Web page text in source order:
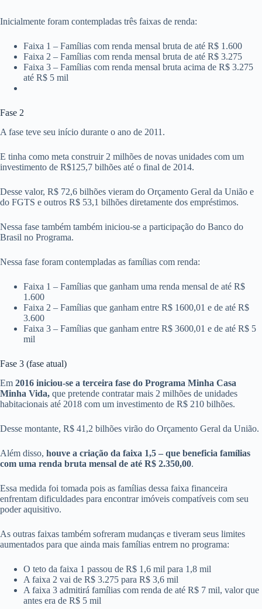
Inicialmente foram contempladas três faixas de renda:
Faixa 1 – Famílias com renda mensal bruta de até R$ 1.600
Faixa 2 – Famílias com renda mensal bruta de até R$ 3.275
Faixa 3 – Famílias com renda mensal bruta acima de R$ 3.275
até R$ 5 mil
Fase 2
A fase teve seu início durante o ano de 2011.
E tinha como meta construir 2 milhões de novas unidades com um
investimento de R$125,7 bilhões até o final de 2014.
Desse valor, R$ 72,6 bilhões vieram do Orçamento Geral da União e
do FGTS e outros R$ 53,1 bilhões diretamente dos empréstimos.
Nessa fase também também iniciou-se a participação do Banco do
Brasil no Programa.
Nessa fase foram contempladas as famílias com renda:
Faixa 1 – Famílias que ganham uma renda mensal de até R$
1.600
Faixa 2 – Famílias que ganham entre R$ 1600,01 e de até R$
3.600
Faixa 3 – Famílias que ganham entre R$ 3600,01 e de até R$ 5
mil
Fase 3 (fase atual)
Em 2016 iniciou-se a terceira fase do Programa Minha Casa
Minha Vida, que pretende contratar mais 2 milhões de unidades
habitacionais até 2018 com um investimento de R$ 210 bilhões.
Desse montante, R$ 41,2 bilhões virão do Orçamento Geral da União.
Além disso, houve a criação da faixa 1,5 – que beneficia famílias
com uma renda bruta mensal de até R$ 2.350,00.
Essa medida foi tomada pois as famílias dessa faixa financeira
enfrentam dificuldades para encontrar imóveis compatíveis com seu
poder aquisitivo.
As outras faixas também sofreram mudanças e tiveram seus limites
aumentados para que ainda mais famílias entrem no programa:
O teto da faixa 1 passou de R$ 1,6 mil para 1,8 mil
A faixa 2 vai de R$ 3.275 para R$ 3,6 mil
A faixa 3 admitirá famílias com renda de até R$ 7 mil, valor que
antes era de R$ 5 mil